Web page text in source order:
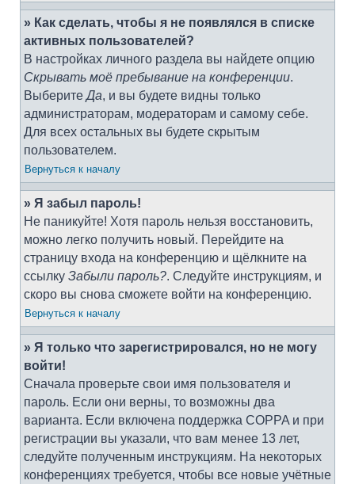
» Как сделать, чтобы я не появлялся в списке
активных пользователей?
В настройках личного раздела вы найдете опцию
Скрывать моё пребывание на конференции.
ВыберитеДа, и вы будете видны только
администраторам, модераторам и самому себе.
Для всех остальных вы будете скрытым
пользователем.
Вернуться к началу
» Я забыл пароль!
Не паникуйте! Хотя пароль нельзя восстановить,
можно легко получить новый. Перейдите на
страницу входа на конференцию и щёлкните на
ссылку Забыли пароль?. Следуйте инструкциям, и
скоро вы снова сможете войти на конференцию.
Вернуться к началу
» Я только что зарегистрировался, но не могу
войти!
Сначала проверьте свои имя пользователя и
пароль. Если они верны, то возможны два
варианта. Если включена поддержка COPPA и при
регистрации вы указали, что вам менее 13 лет,
следуйте полученным инструкциям. На некоторых
конференциях требуется, чтобы все новые учётные